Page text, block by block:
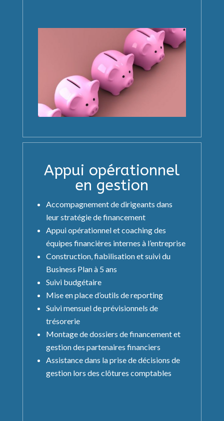
Appui opérationnel
en gestion
Accompagnement de dirigeants dans
leur stratégie de financement
Appui opérationnel et coaching des
équipes financières internes à l’entreprise
Construction, fiabilisation et suivi du
Business Plan à 5 ans
Suivi budgétaire
Mise en place d’outils de reporting
Suivi mensuel de prévisionnels de
trésorerie
Montage de dossiers de financement et
gestion des partenaires financiers
Assistance dans la prise de décisions de
gestion lors des clôtures comptables